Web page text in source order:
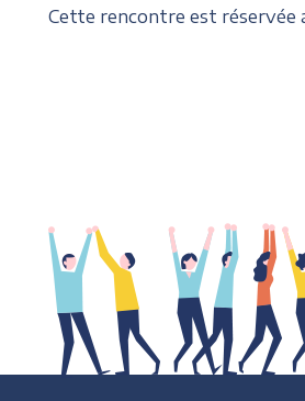
Cette rencontre est réservée